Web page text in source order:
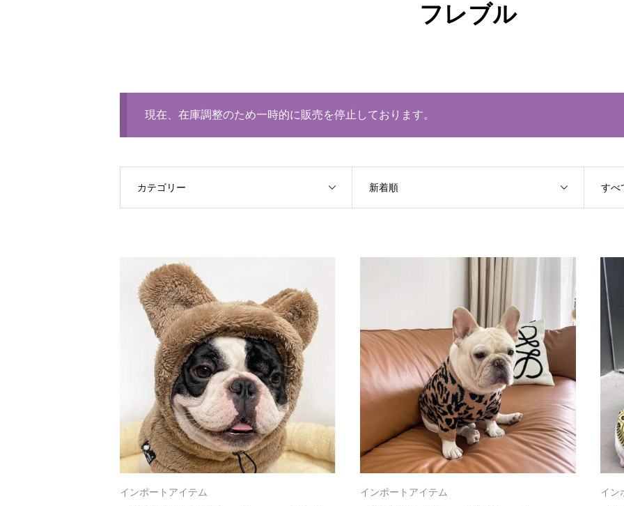
フレブル
現在、在庫調整のため一時的に販売を停止しております。
カテゴリー 新着順 すべ
インポートアイテム インポートアイテム イン